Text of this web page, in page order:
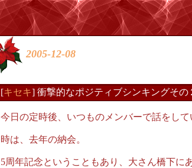
2005-12-08
[キセキ] 衝撃的なポジティブシンキングその
今日の定時後、いつものメンバーで話をし
時は、去年の納会。
5周年記念ということもあり、大さん橋下に